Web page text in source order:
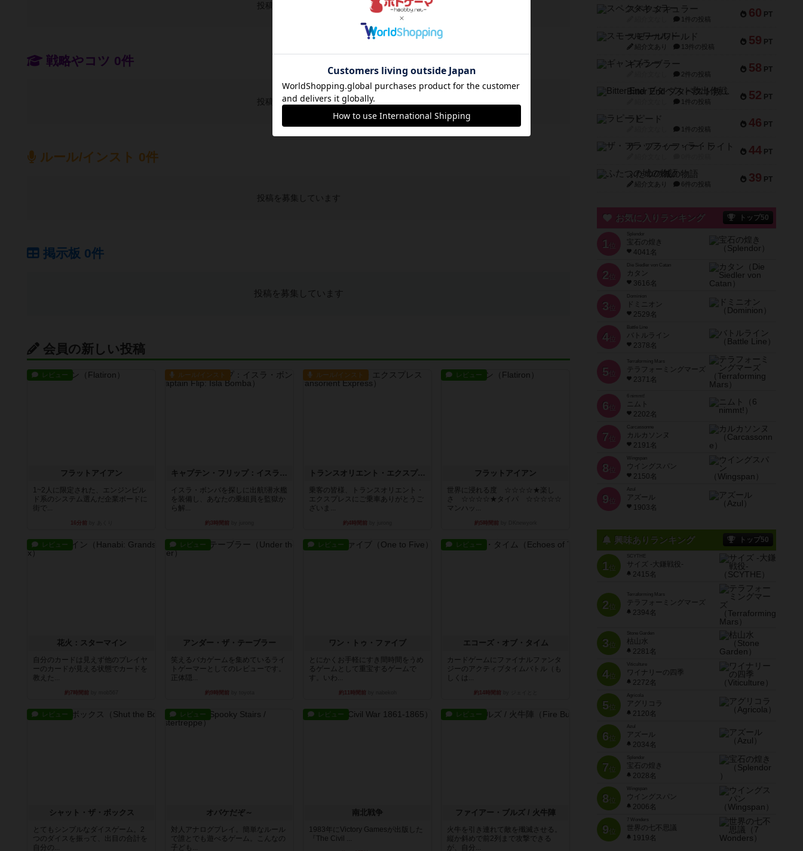
投稿を募集しています
戦略やコツ 0件
投稿を募集しています
ルール/インスト 0件
投稿を募集しています
掲示板 0件
投稿を募集しています
会員の新しい投稿
レビュー
フラットアイアン
1~2人に限定された、エンジンビル
ド系のシステム選んだ企業ボードに
街で...
16分前
ルール/インスト
キャプテン・フリップ：イスラ・ボンバ
イスラ・ボンバを探しに出航!潜水艦
を装備し、あなたの乗組員を監獄か
ら解...
約3時間前
ルール/インスト
トランスオリエント・エクスプレス
乗客の皆様、トランスオリエント・
エクスプレスにご乗車ありがとうご
ざいま...
約4時間前
レビュー
フラットアイアン
世界に浸れる度 ☆☆☆☆★楽し
さ ☆☆☆☆★タイパ ☆☆☆☆☆
マンハッ...
約5時間前
レビュー
花火：スターマイン
自分のカードは見えず他のプレイヤ
ーのカードが見える状態でカードを
教えた...
約7時間前
レビュー
アンダー・ザ・テーブラー
笑えるバカゲームを集めているライ
トゲーマーとしてのレビューです。
正体隠...
約9時間前
レビュー
ワン・トゥ・ファイブ
とにかくお手軽にすき間時間をうめ
るゲームとして重宝するゲームで
す。いわ...
約11時間前
レビュー
エコーズ・オブ・タイム
カードゲームにファイナルファンタ
ジーのアクティブタイムバトル（も
しくは...
約14時間前
レビュー
シャット・ザ・ボックス
とてもシンプルなダイスゲーム。2
つのダイスを振って、出目の合計を
自分の...
レビュー
オバケだぞ～
対人アナログプレイ。簡単なルール
で誰とでも遊べるゲーム。こんなの
子ども...
レビュー
南北戦争
1983年にVictory Gamesが出版した
『The Civil ...
レビュー
ファイアー・ブルズ / 火牛陣
火牛を引き連れて敵を殲滅させる。
縦か斜めで前2列まで攻撃できる
が、自分...
60 PT
スペクタキュラー
1件の投稿
59 PT
スモールワールド
紹介文あり 13件の投稿
58 PT
ギャンブラー
2件の投稿
52 PT
Bitter End ブタペスト救出作戦
1件の投稿
46 PT
ラピード
1件の投稿
44 PT
ザ・フラッフィー・ライト
39 PT
ふたつの城の物語
紹介文あり 6件の投稿
お気に入りランキング トップ50
1 位
宝石の煌き
4041名
2 位
Die Siedler von Catan
カタン
3616名
3 位
ドミニオン
2529名
4位
Battle Line
バトルライン
2378名
5 位
Terraforming Mars
テラフォーミングマーズ
2371名
6 位
ニムト
2202名
7 位
Carcassonne
カルカソンヌ
2191名
8 位
Wingspan
ウイングスパン
2150名
9 位
Azul
アズール
1903名
興味ありランキング トップ50
1位
SCYTHE
サイズ -大鎌戦役-
2415名
2位
Terraforming Mars
テラフォーミングマーズ
2394名
3位
Stone Garden
枯山水
2281名
4位
Viticulture
ワイナリーの四季
2272名
5位
Agricola
アグリコラ
2120名
6位
Azul
アズール
2034名
7位
宝石の煌き
2028名
8位
Wingspan
ウイングスパン
2006名
9位
7 Wonders
世界の七不思議
1919名